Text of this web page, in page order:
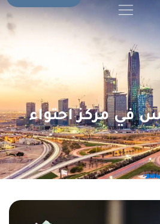
في مركز احتواء